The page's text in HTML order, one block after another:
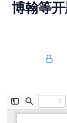
博翰等开